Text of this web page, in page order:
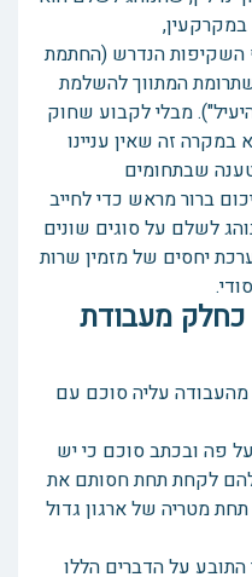
במקרקעין,
את רף השקיפות הנדרש (החתמת
המתווך להשלמת
מבלי לקבוע שחוק
במקרה זה שאין עניינו
שבתחומים
ברור מראש כדי לחייב
לשלם על סוגים שונים
יחסים של מזמין שרות
מעבודת
עליה סוכם עם
פה ובכתב סוכם כי יש
לקחת תחת חסותם את
מטריה של ארגון גדול
התובע על הדברים הללו